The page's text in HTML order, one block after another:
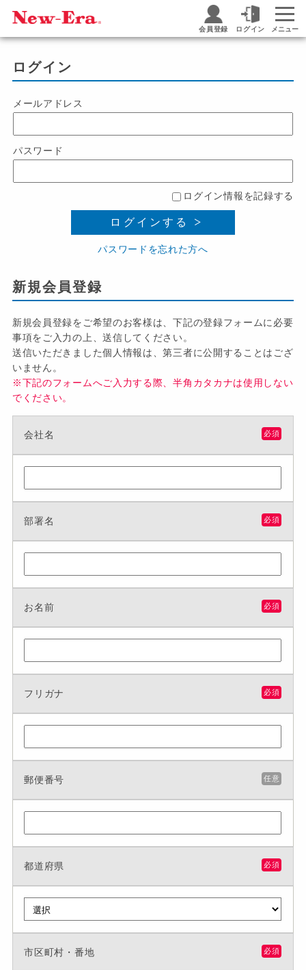
会員登録 ログイン メニュー
ログイン
メールアドレス
パスワード
ログイン情報を記録する
ログインする
パスワードを忘れた方へ
新規会員登録
新規会員登録をご希望のお客様は、下記の登録フォームに必要
事項をご入力の上、送信してください。
送信いただきました個人情報は、第三者に公開することはござ
いません。
※下記のフォームへご入力する際、半角カタカナは使用しない
でください。
会社名 必須
部署名 必須
お名前 必須
フリガナ 必須
郵便番号 任意
都道府県 必須
市区町村・番地 必須